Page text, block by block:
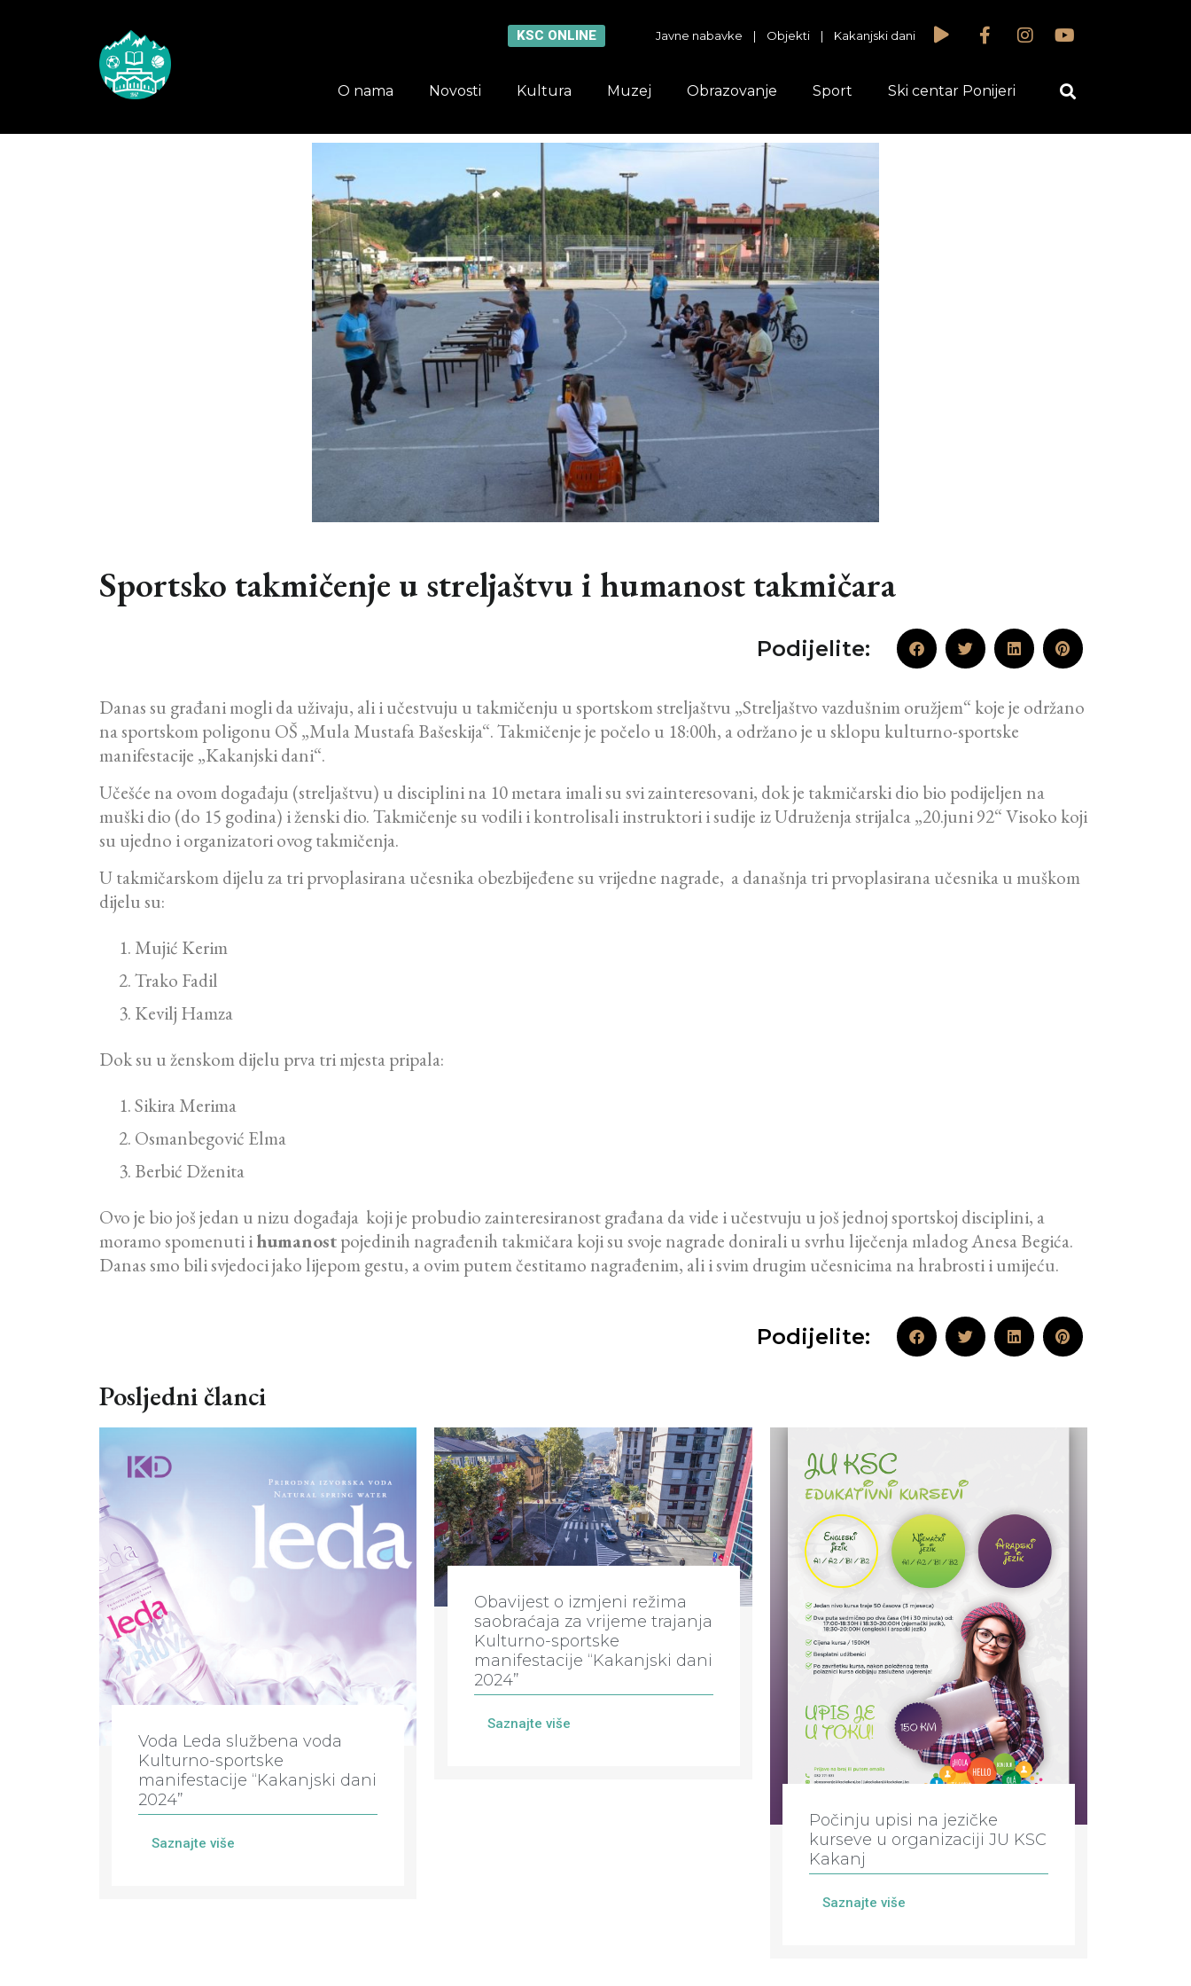
KSC ONLINE Javne nabavke | Objekti | Kakanjski dani
O nama Novosti Kultura Muzej Obrazovanje Sport Ski centar Ponijeri
Sportsko takmičenje u streljaštvu i humanost takmičara
Podijelite:
Danas su građani mogli da uživaju, ali i učestvuju u takmičenju u sportskom streljaštvu „Streljaštvo vazdušnim oružjem“ koje je održano
na sportskom poligonu OŠ „Mula Mustafa Bašeskija“. Takmičenje je počelo u 18:00h, a održano je u sklopu kulturno-sportske
manifestacije „Kakanjski dani“.
Učešće na ovom događaju (streljaštvu) u disciplini na 10 metara imali su svi zainteresovani, dok je takmičarski dio bio podijeljen na
muški dio (do 15 godina) i ženski dio. Takmičenje su vodili i kontrolisali instruktori i sudije iz Udruženja strijalca „20.juni 92“ Visoko koji
su ujedno i organizatori ovog takmičenja.
U takmičarskom dijelu za tri prvoplasirana učesnika obezbijeđene su vrijedne nagrade, a današnja tri prvoplasirana učesnika u muškom
dijelu su:
Mujić Kerim
Trako Fadil
Kevilj Hamza
Dok su u ženskom dijelu prva tri mjesta pripala:
Sikira Merima
Osmanbegović Elma
Berbić Dženita
Ovo je bio još jedan u nizu događaja koji je probudio zainteresiranost građana da vide i učestvuju u još jednoj sportskoj disciplini, a
moramo spomenuti ihumanostpojedinih nagrađenih takmičara koji su svoje nagrade donirali u svrhu liječenja mladog Anesa Begića.
Danas smo bili svjedoci jako lijepom gestu, a ovim putem čestitamo nagrađenim, ali i svim drugim učesnicima na hrabrosti i umijeću.
Podijelite:
Posljedni članci
Voda Leda službena voda
Kulturno-sportske
manifestacije “Kakanjski dani
2024”
Saznajte više
Obavijest o izmjeni režima
saobraćaja za vrijeme trajanja
Kulturno-sportske
manifestacije “Kakanjski dani
2024”
Saznajte više
Počinju upisi na jezičke
kurseve u organizaciji JU KSC
Kakanj
Saznajte više